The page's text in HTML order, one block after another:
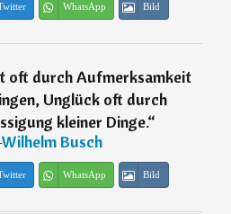
WhatsApp Bild
oft durch Aufmerksamkeit
Unglück oft durch
kleiner Dinge.“
Wilhelm Busch
WhatsApp Bild